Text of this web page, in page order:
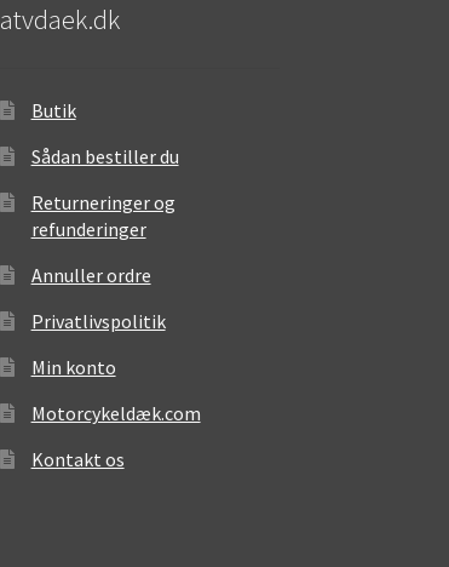
atvdaek.dk
Butik
Sådan bestiller du
Returneringer og
refunderinger
Annuller ordre
Privatlivspolitik
Min konto
Motorcykeldæk.com
Kontakt os